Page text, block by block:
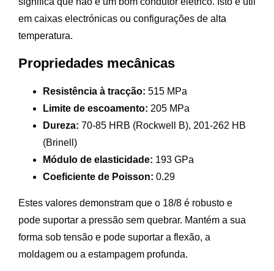
em caixas electrónicas ou configurações de alta
temperatura.
Propriedades mecânicas
Resistência à tracção: 515 MPa
Limite de escoamento: 205 MPa
Dureza: 70-85 HRB (Rockwell B), 201-262 HB
(Brinell)
Módulo de elasticidade: 193 GPa
Coeficiente de Poisson: 0.29
Estes valores demonstram que o 18/8 é robusto e
pode suportar a pressão sem quebrar. Mantém a sua
forma sob tensão e pode suportar a flexão, a
moldagem ou a estampagem profunda.